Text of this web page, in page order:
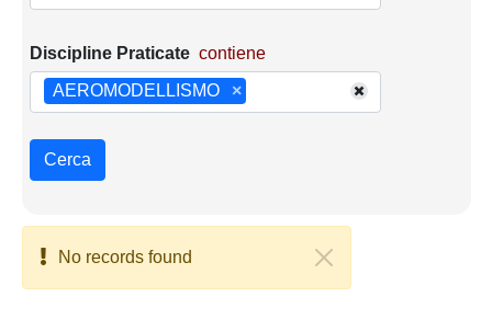
Discipline Praticate contiene
×
AEROMODELLISMO
Cerca
No records found